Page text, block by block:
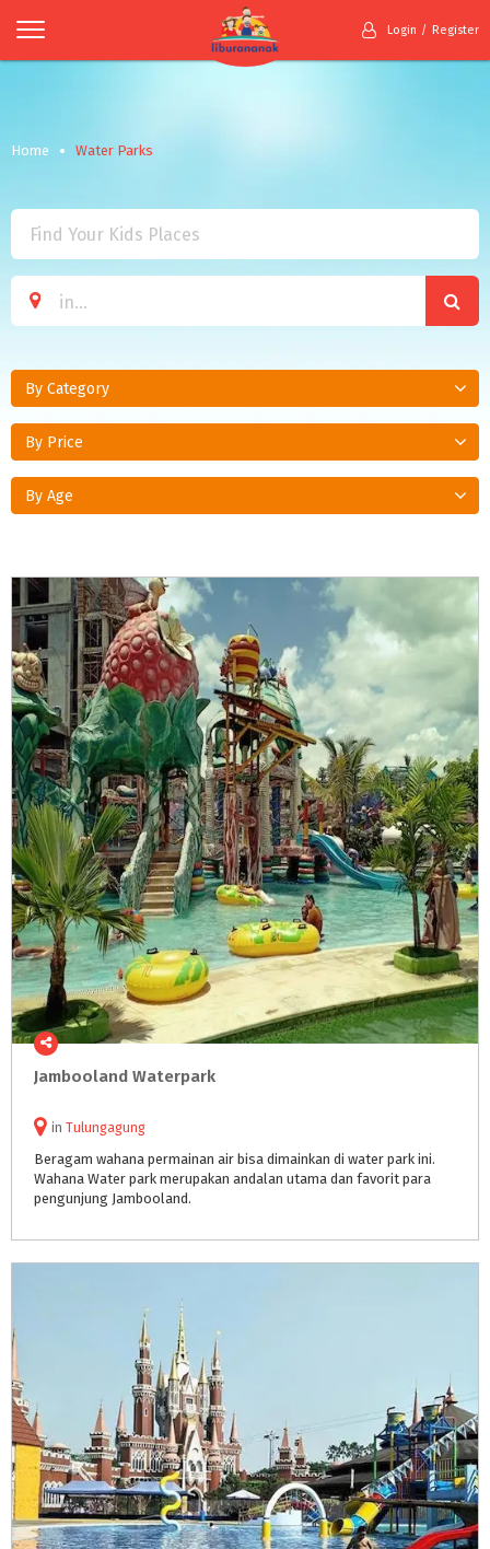
Login Register
Home Water Parks
By Category
By Price
By Age
Jambooland Waterpark
in Tulungagung
Beragam wahana permainan air bisa dimainkan di water park ini.
Wahana Water park merupakan andalan utama dan favorit para
pengunjung Jambooland.